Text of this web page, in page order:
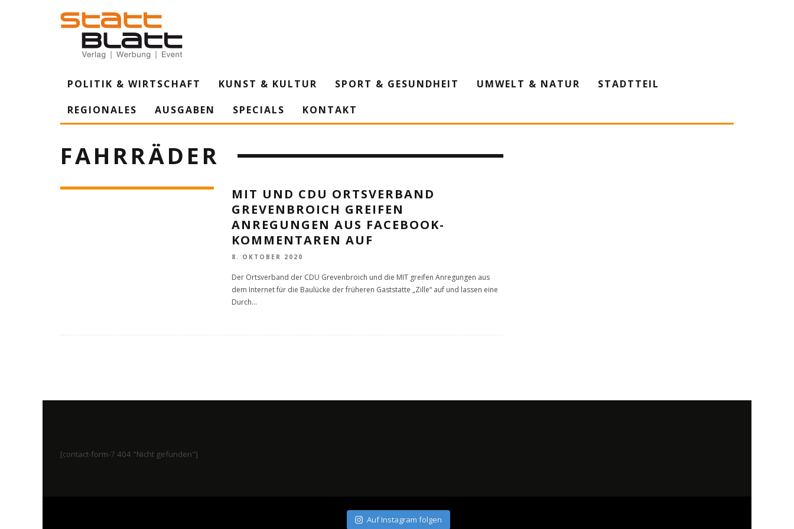
POLITIK & WIRTSCHAFT KUNST & KULTUR SPORT & GESUNDHEIT UMWELT & NATUR
STADTTEIL
REGIONALES
AUSGABEN SPECIALS KONTAKT
FAHRRÄDER
MIT UND CDU ORTSVERBAND
GREVENBROICH GREIFEN
ANREGUNGEN AUS FACEBOOK-
KOMMENTAREN AUF
8. OKTOBER 2020
Der Ortsverband der CDU Grevenbroich und die MIT greifen Anregungen aus
dem Internet für die Baulücke der früheren Gaststatte „Zille“ auf und lassen eine
Durch...
[contact-form-7 404 "Nicht gefunden"]
Auf Instagram folgen